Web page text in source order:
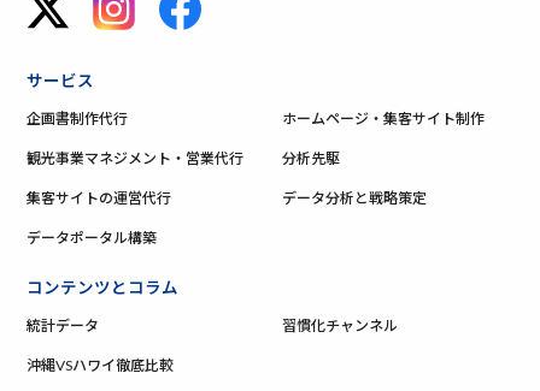
サービス
企画書制作代行 ホームページ・集客サイト制作
観光事業マネジメント・営業代行 分析先駆
集客サイトの運営代行 データ分析と戦略策定
データポータル構築
コンテンツとコラム
統計データ 習慣化チャンネル
沖縄VSハワイ徹底比較